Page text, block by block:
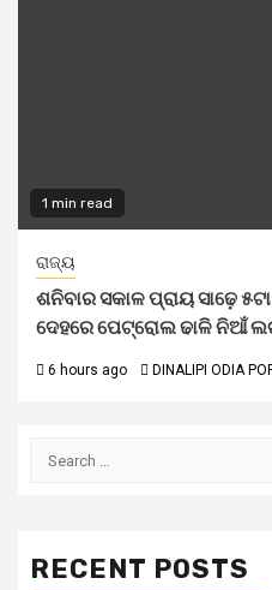
1 min read
ରାଜ୍ୟ
ଶନିବାର ସକାଳ ପ୍ରାୟ ସାଢ଼େ
ଦେହରେ ପେଟ୍ରୋଲ ଢାଳି ନିଆଁ
6 hours ago DINALIPI ODIA
RECENT POSTS